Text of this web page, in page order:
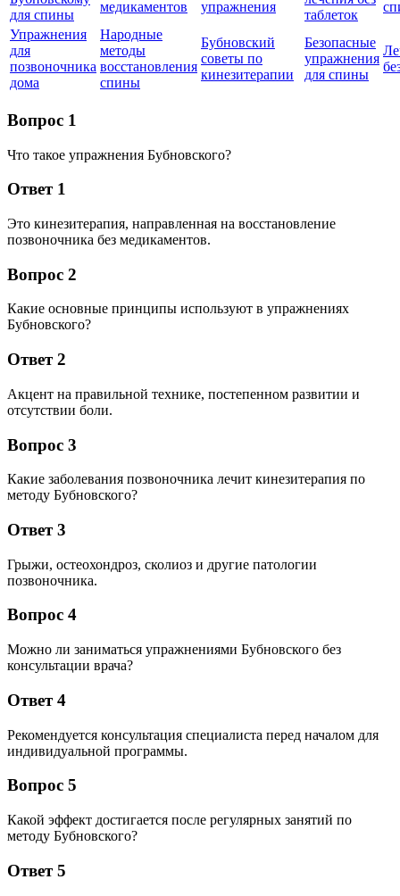
для спины
медикаментов упражнения
таблеток
Упражнения
для
позвоночника
дома
Народные
методы
восстановления
спины
Бубновский
советы по
кинезитерапии
Безопасные
упражнения
для спины
Вопрос 1
Что такое упражнения Бубновского?
Ответ 1
Это кинезитерапия, направленная на восстановление
позвоночника без медикаментов.
Вопрос 2
Какие основные принципы используют в упражнениях
Бубновского?
Ответ 2
Акцент на правильной технике, постепенном развитии и
отсутствии боли.
Вопрос 3
Какие заболевания позвоночника лечит кинезитерапия по
методу Бубновского?
Ответ 3
Грыжи, остеохондроз, сколиоз и другие патологии
позвоночника.
Вопрос 4
Можно ли заниматься упражнениями Бубновского без
консультации врача?
Ответ 4
Рекомендуется консультация специалиста перед началом для
индивидуальной программы.
Вопрос 5
Какой эффект достигается после регулярных занятий по
методу Бубновского?
Ответ 5